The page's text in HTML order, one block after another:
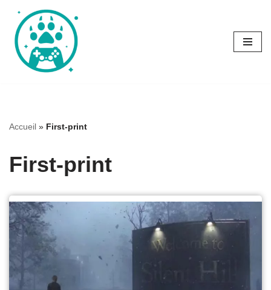
Aller
au
contenu
Accueil » First-print
First-print